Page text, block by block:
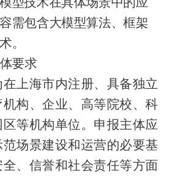
需包含大模型算法、框架
。
要求
上海市内注册、具备独立
构、企业、高等院校、科
等机构单位。申报主体应
场景建设和运营的必要基
、信誉和社会责任等方面